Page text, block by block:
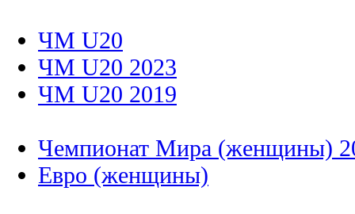
ЧМ U20
ЧМ U20 2023
ЧМ U20 2019
Чемпионат Мира (женщины)
Евро (женщины)